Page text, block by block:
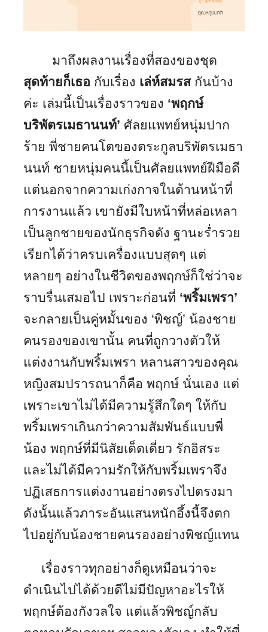
มาถึงผลงานเรื่องที่สองของชุด
สุดท้ายก็เธอ กับเรื่อง เล่ห์สมรสกันบ้าง
ค่ะ เล่มนี้เป็นเรื่องราวของ ‘พฤกษ์
บริพัตรเมธานนท์’ ศัลยแพทย์หนุ่มปาก
ร้าย พี่ชายคนโตของตระกูลบริพัตรเมธา
นนท์ ชายหนุ่มคนนี้เป็นศัลยแพทย์ฝีมือดี
แต่นอกจากความเก่งกาจในด้านหน้าที่
การงานแล้ว เขายังมีใบหน้าที่หล่อเหลา
เป็นลูกชายของนักธุรกิจดัง ฐานะร่ำรวย
เรียกได้ว่าครบเครื่องแบบสุดๆ แต่
หลายๆ อย่างในชีวิตของพฤกษ์ก็ใช่ว่าจะ
ราบรื่นเสมอไป เพราะก่อนที่ ‘พริ้มเพรา’
จะกลายเป็นคู่หมั้นของ ‘พิชญ์’ น้องชาย
คนรองของเขานั้น คนที่ถูกวางตัวให้
แต่งงานกับพริ้มเพรา หลานสาวของคุณ
หญิงสมปรารถนาก็คือ พฤกษ์ นั่นเอง แต่
เพราะเขาไม่ได้มีความรู้สึกใดๆ ให้กับ
พริ้มเพราเกินกว่าความสัมพันธ์แบบพี่
น้อง พฤกษ์ที่มีนิสัยเด็ดเดี่ยว รักอิสระ
และไม่ได้มีความรักให้กับพริ้มเพราจึง
ปฏิเสธการแต่งงานอย่างตรงไปตรงมา
ดังนั้นแล้วภาระอันแสนหนักอึ้งนี้จึงตก
ไปอยู่กับน้องชายคนรองอย่างพิชญ์แทน
เรื่องราวทุกอย่างก็ดูเหมือนว่าจะ
ดำเนินไปได้ด้วยดีไม่มีปัญหาอะไรให้
พฤกษ์ต้องกังวลใจ แต่แล้วพิชญ์กลับ